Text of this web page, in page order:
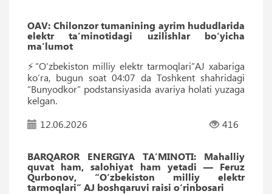
OAV: Chilonzor tumanining ayrim hududlarida
elektr ta’minotidagi uzilishlar bo‘yicha
ma’lumot
⚡️“O‘zbekiston milliy elektr tarmoqlari”AJ xabariga
ko‘ra, bugun soat 04:07 da Toshkent shahridagi
“Bunyodkor” podstansiyasida avariya holati yuzaga
kelgan.
12.06.2026
416
BARQAROR ENERGIYA TAʼMINOTI: Mahalliy
quvat ham, salohiyat ham yetadi — Feruz
Qurbonov, “O‘zbekiston milliy elektr
tarmoqlari” AJ boshqaruvi raisi o‘rinbosari